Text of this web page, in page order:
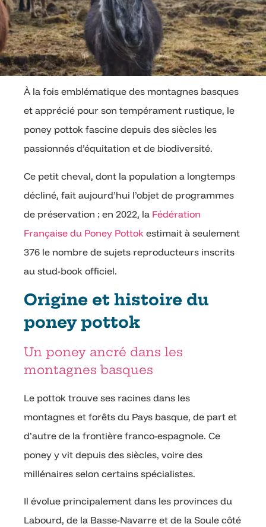
À la fois emblématique des montagnes basques
et apprécié pour son tempérament rustique, le
poney pottok fascine depuis des siècles les
passionnés d’équitation et de biodiversité.
Ce petit cheval, dont la population a longtemps
décliné, fait aujourd’hui l’objet de programmes
de préservation ; en 2022, la Fédération
Française du Poney Pottok estimait à seulement
376 le nombre de sujets reproducteurs inscrits
au stud-book officiel.
Origine et histoire du
poney pottok
Un poney ancré dans les
montagnes basques
Le pottok trouve ses racines dans les
montagnes et forêts du Pays basque, de part et
d’autre de la frontière franco-espagnole. Ce
poney y vit depuis des siècles, voire des
millénaires selon certains spécialistes.
Il évolue principalement dans les provinces du
Labourd, de la Basse-Navarre et de la Soule côté